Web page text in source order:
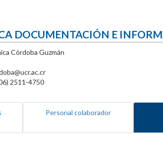
DOCUMENTACIÓN E
Córdoba Guzmán
2511-4750
Personal colaborador